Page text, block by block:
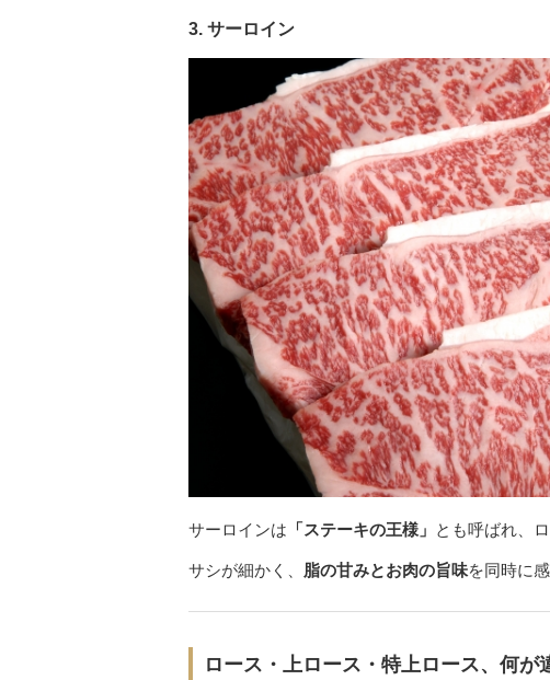
3. サーロイン
サーロインは 「ステーキの王様」 とも呼ばれ、
サシが細かく、 脂の甘みとお肉の旨味を同時に
ロース・上ロース・特上ロース、何が